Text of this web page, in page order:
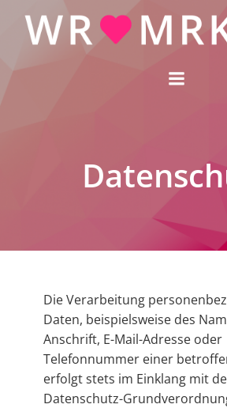
Inhalt
Die Verarbeitung
Daten, beispielsweise des
Anschrift, E-Mail-Adresse oder
Telefonnummer einer
erfolgt stets im Einklang mit
Datenschutz-